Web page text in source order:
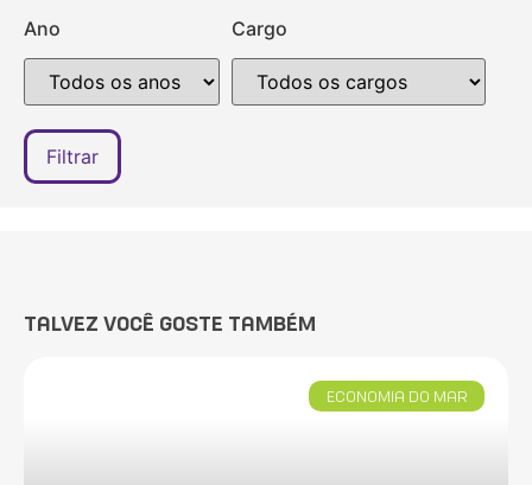
Ano
Cargo
TALVEZ VOCÊ GOSTE TAMBÉM
ECONOMIA DO MAR